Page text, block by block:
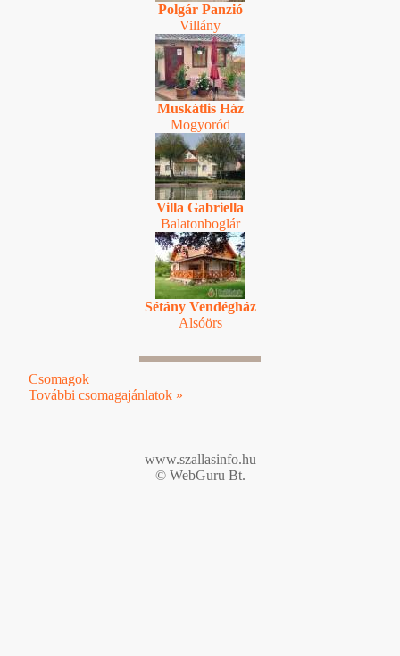
Polgár Panzió
Villány
Muskátlis Ház
Mogyoród
Villa Gabriella
Balatonboglár
Sétány Vendégház
Alsóörs
Csomagok
További csomagajánlatok »
www.szallasinfo.hu
© WebGuru Bt.